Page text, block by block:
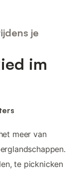
je
im
meer van
te picknicken